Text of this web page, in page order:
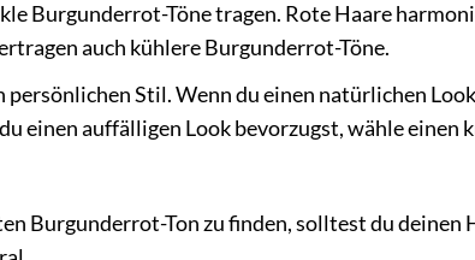
Burgunderrot-Töne tragen. Rote Haare
auch kühlere Burgunderrot-Töne.
persönlichen Stil. Wenn du einen natürlichen
einen auffälligen Look bevorzugst, wähle
Burgunderrot-Ton zu finden, solltest du deinen